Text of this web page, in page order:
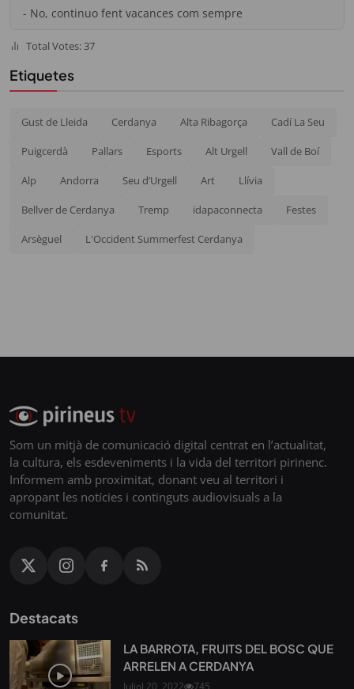
- No, continuo fent vacances com sempre
Total Votes: 37
Etiquetes
Gust de Lleida Cerdanya Alta Ribagorça Cadí La Seu
Puigcerdà Pallars Esports Alt Urgell Vall de Boí
Alp Andorra Seu d’Urgell Art Llívia
Bellver de Cerdanya Tremp idapaconnecta Festes
Arsèguel L'Occident Summerfest Cerdanya
Som un mitjà de comunicació digital centrat en l’actualitat,
la cultura, els esdeveniments i la vida del territori pirinenc.
Informem amb proximitat, donant veu al territori i
apropant les notícies i continguts audiovisuals a la
comunitat.
Destacats
LA BARROTA, FRUITS DEL BOSC QUE
ARRELEN A CERDANYA